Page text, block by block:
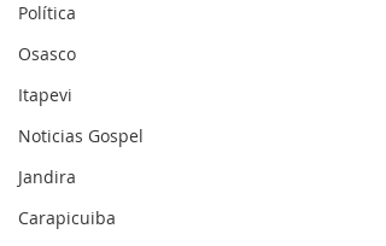
Política
Osasco
Itapevi
Noticias Gospel
Jandira
Carapicuiba